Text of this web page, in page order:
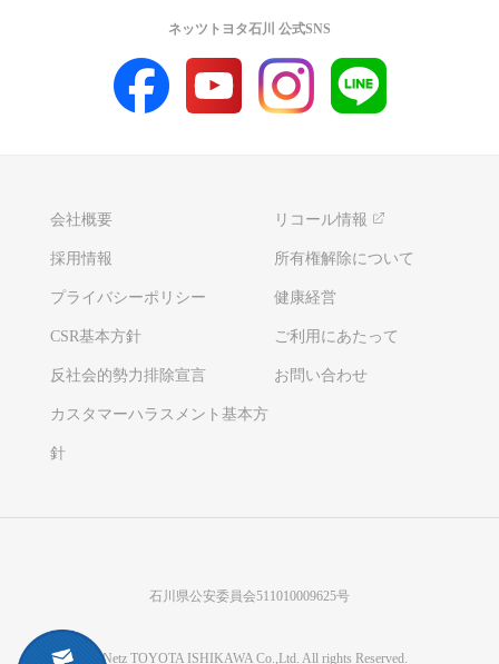
会社概要 リコール情報
採用情報 所有権解除について
プライバシーポリシー 健康経営
CSR基本方針 ご利用にあたって
反社会的勢力排除宣言 お問い合わせ
カスタマーハラスメント基本方
針
ネッツトヨタ石川 公式SNS
石川県公安委員会511010009625号
©Netz TOYOTA ISHIKAWA Co.,Ltd. All rights Reserved.